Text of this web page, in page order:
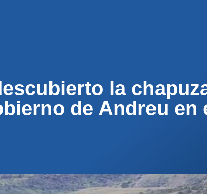
la
de Andreu en